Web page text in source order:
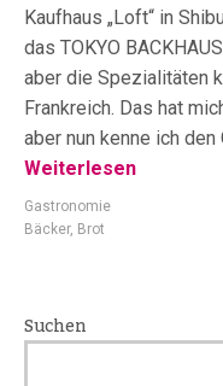
Kaufhaus „Loft“ in
das TOKYO
aber die Spezialitäten
Frankreich. Das hat
aber nun kenne ich den
Weiterlesen
Gastronomie
Bäcker, Brot
Suchen